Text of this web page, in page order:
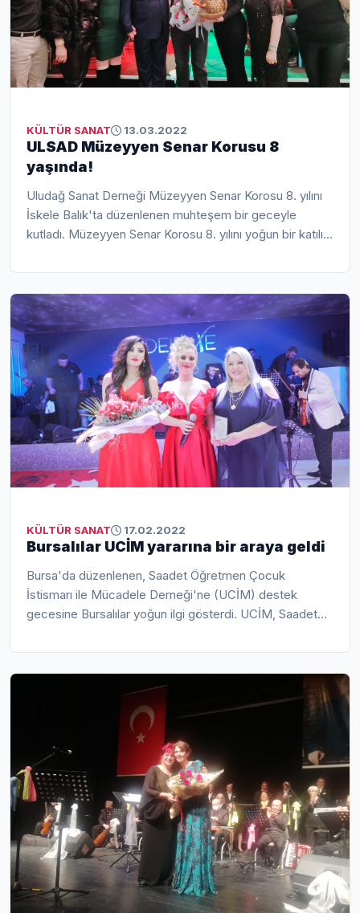
KÜLTÜR SANAT 13.03.2022
ULSAD Müzeyyen Senar Korusu 8
yaşında!
Uludağ Sanat Derneği Müzeyyen Senar Korosu 8. yılını
İskele Balık'ta düzenlenen muhteşem bir geceyle
kutladı. Müzeyyen Senar Korosu 8. yılını yoğun bir katılım
KÜLTÜR SANAT 17.02.2022
Bursalılar UCİM yararına bir araya geldi
Bursa'da düzenlenen, Saadet Öğretmen Çocuk
İstismarı ile Mücadele Derneği'ne (UCİM) destek
gecesine Bursalılar yoğun ilgi gösterdi. UCİM, Saadet